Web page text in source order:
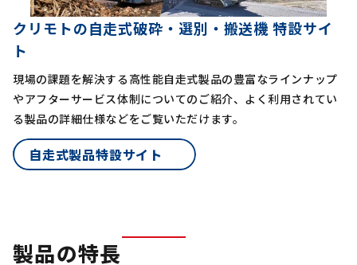
クリモトの自走式破砕・選別・搬送機 特設サイ
ト
現場の課題を解決する高性能自走式製品の豊富なラインナップ
やアフターサービス体制についてのご紹介、よく利用されてい
る製品の詳細仕様などをご覧いただけます。
自走式製品特設サイト
製品の特長